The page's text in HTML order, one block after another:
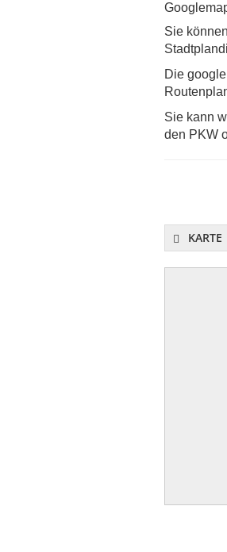
Sie
Die
Sie kann
den PKW
KARTE